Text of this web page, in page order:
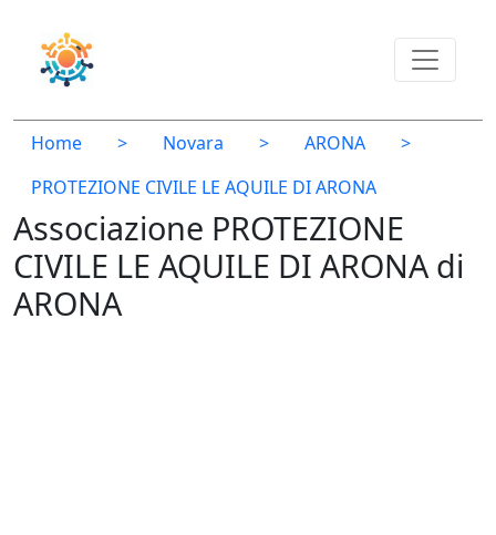
Home > Novara > ARONA
>
PROTEZIONE CIVILE LE AQUILE DI ARONA
Associazione PROTEZIONE
CIVILE LE AQUILE DI ARONA di
ARONA